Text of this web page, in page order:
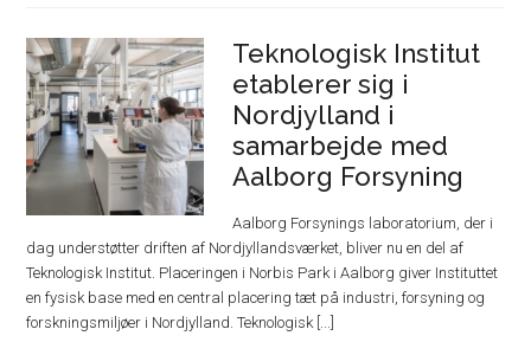
Teknologisk Institut
etablerer sig i
Nordjylland i
samarbejde med
Aalborg Forsyning
Aalborg Forsynings laboratorium, der i
dag understøtter driften af Nordjyllandsværket, bliver nu en del af
Teknologisk Institut. Placeringen i Norbis Park i Aalborg giver Instituttet
en fysisk base med en central placering tæt på industri, forsyning og
forskningsmiljøer i Nordjylland. Teknologisk [...]